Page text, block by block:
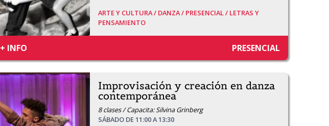
ARTE Y CULTURA / DANZA / PRESENCIAL / LETRAS Y
PENSAMIENTO
+ INFO PRESENCIAL
Improvisación y creación en danza
contemporánea
8 clases / Capacita: Silvina Grinberg
SÁBADO DE 11:00 A 13:30